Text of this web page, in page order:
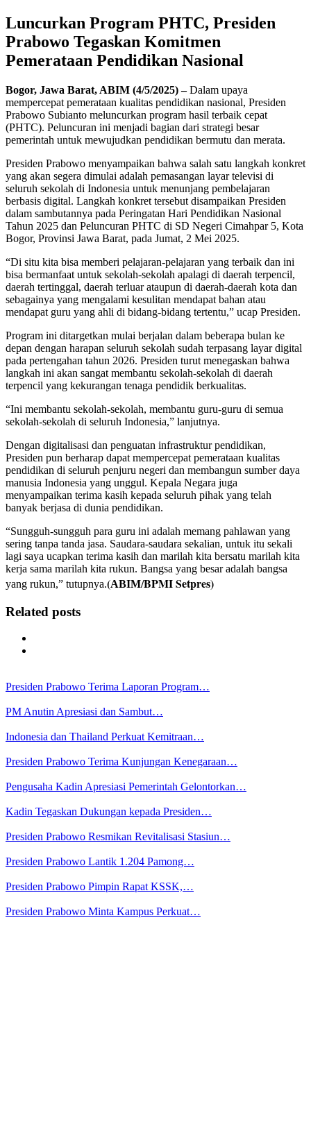
Luncurkan Program PHTC, Presiden
Prabowo Tegaskan Komitmen
Pemerataan Pendidikan Nasional
Bogor, Jawa Barat, ABIM (4/5/2025) –Dalam upaya
mempercepat pemerataan kualitas pendidikan nasional, Presiden
Prabowo Subianto meluncurkan program hasil terbaik cepat
(PHTC). Peluncuran ini menjadi bagian dari strategi besar
pemerintah untuk mewujudkan pendidikan bermutu dan merata.
Presiden Prabowo menyampaikan bahwa salah satu langkah konkret
yang akan segera dimulai adalah pemasangan layar televisi di
seluruh sekolah di Indonesia untuk menunjang pembelajaran
berbasis digital. Langkah konkret tersebut disampaikan Presiden
dalam sambutannya pada Peringatan Hari Pendidikan Nasional
Tahun 2025 dan Peluncuran PHTC di SD Negeri Cimahpar 5, Kota
Bogor, Provinsi Jawa Barat, pada Jumat, 2 Mei 2025.
“Di situ kita bisa memberi pelajaran-pelajaran yang terbaik dan ini
bisa bermanfaat untuk sekolah-sekolah apalagi di daerah terpencil,
daerah tertinggal, daerah terluar ataupun di daerah-daerah kota dan
sebagainya yang mengalami kesulitan mendapat bahan atau
mendapat guru yang ahli di bidang-bidang tertentu,” ucap Presiden.
Program ini ditargetkan mulai berjalan dalam beberapa bulan ke
depan dengan harapan seluruh sekolah sudah terpasang layar digital
pada pertengahan tahun 2026. Presiden turut menegaskan bahwa
langkah ini akan sangat membantu sekolah-sekolah di daerah
terpencil yang kekurangan tenaga pendidik berkualitas.
“Ini membantu sekolah-sekolah, membantu guru-guru di semua
sekolah-sekolah di seluruh Indonesia,” lanjutnya.
Dengan digitalisasi dan penguatan infrastruktur pendidikan,
Presiden pun berharap dapat mempercepat pemerataan kualitas
pendidikan di seluruh penjuru negeri dan membangun sumber daya
manusia Indonesia yang unggul. Kepala Negara juga
menyampaikan terima kasih kepada seluruh pihak yang telah
banyak berjasa di dunia pendidikan.
“Sungguh-sungguh para guru ini adalah memang pahlawan yang
sering tanpa tanda jasa. Saudara-saudara sekalian, untuk itu sekali
lagi saya ucapkan terima kasih dan marilah kita bersatu marilah kita
kerja sama marilah kita rukun. Bangsa yang besar adalah bangsa
yang rukun,” tutupnya.(ABIM/BPMI Setpres)
Related posts
Presiden Prabowo Terima Laporan Program…
PM Anutin Apresiasi dan Sambut…
Indonesia dan Thailand Perkuat Kemitraan…
Presiden Prabowo Terima Kunjungan Kenegaraan…
Pengusaha Kadin Apresiasi Pemerintah Gelontorkan…
Kadin Tegaskan Dukungan kepada Presiden…
Presiden Prabowo Resmikan Revitalisasi Stasiun…
Presiden Prabowo Lantik 1.204 Pamong…
Presiden Prabowo Pimpin Rapat KSSK,…
Presiden Prabowo Minta Kampus Perkuat…